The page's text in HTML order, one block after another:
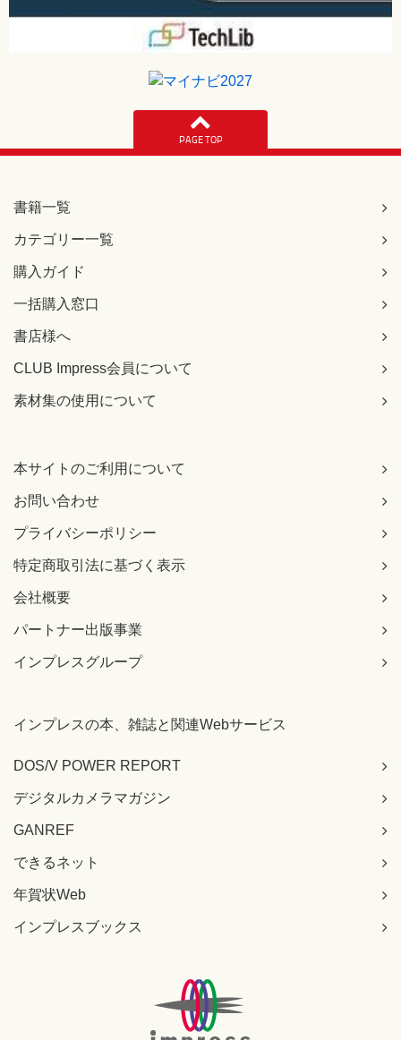
PAGE TOP
書籍一覧
カテゴリー一覧
購入ガイド
一括購入窓口
書店様へ
CLUB Impress会員について
素材集の使用について
本サイトのご利用について
お問い合わせ
プライバシーポリシー
特定商取引法に基づく表示
会社概要
パートナー出版事業
インプレスグループ
インプレスの本、雑誌と関連Webサービス
DOS/V POWER REPORT
デジタルカメラマガジン
GANREF
できるネット
年賀状Web
インプレスブックス